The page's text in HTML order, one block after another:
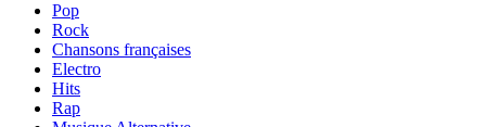
Pop
Rock
Chansons françaises
Electro
Hits
Rap